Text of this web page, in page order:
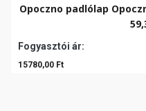
Opoczno padlólap
Fogyasztói ár:
15780,00 Ft